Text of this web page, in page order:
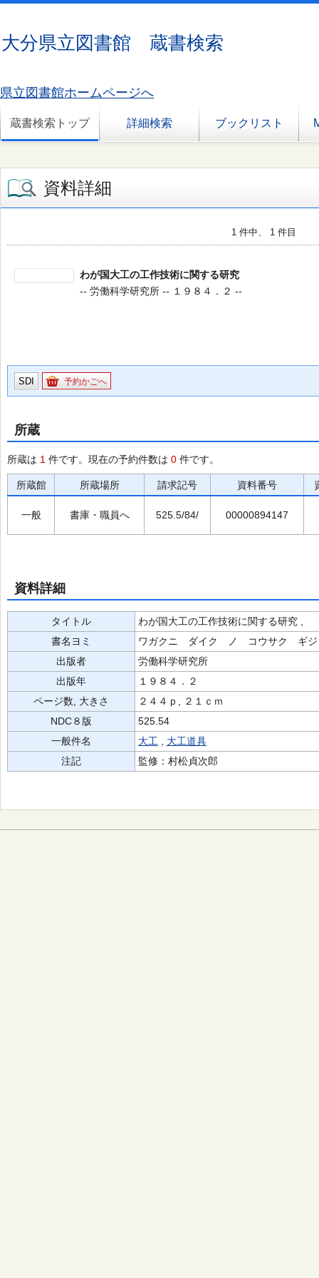
大分県立図書館 蔵書検索
県立図書館ホームページへ
蔵書検索トップ 詳細検索 ブックリスト
資料詳細
1 件中、 1 件目
わが国大工の工作技術に関する研究
-- 労働科学研究所 -- １９８４．２ --
SDI 予約かごへ
所蔵
所蔵は 1 件です。現在の予約件数は 0 件です。
所蔵館 所蔵場所 請求記号 資料番号
一般 書庫・職員へ 525.5/84/ 00000894147
資料詳細
タイトル
わが国大工の工作技術に関する研究 ,
書名ヨミ
ワガクニ ダイク ノ コウサク ギ
出版者
労働科学研究所
出版年
１９８４．２
ページ数, 大きさ
２４４ｐ, ２１ｃｍ
NDC８版
525.54
一般件名
大工
大工道具
注記
監修：村松貞次郎